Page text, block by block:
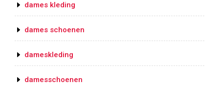
dames kleding
dames schoenen
dameskleding
damesschoenen